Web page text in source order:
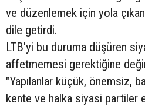
ve düzenlemek için yola
dile getirdi.
LTB'yi bu duruma düşüren
affetmemesi gerektiğine
"Yapılanlar küçük, önemsiz,
kente ve halka siyasi partiler